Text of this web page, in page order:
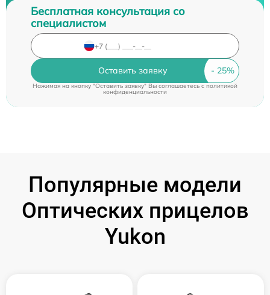
Бесплатная консультация со
специалистом
Оставить заявку
Нажимая на кнопку "Оставить заявку" Вы соглашаетесь c политикой
конфиденциальности
Популярные модели
Оптических прицелов
Yukon